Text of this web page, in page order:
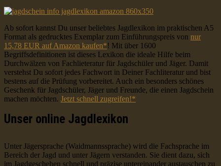
Ab sofort kannst Du unser beliebtes Jagdlexikon im praktischen A5
Format als gedrucktes Exemplar zum Einführungspreis von nur
15,78 EUR auf Amazon kaufen*! Mit über 1600
Begriffsdefinitionen ist dieses Lexikon die ideale Hilfe beim
Durchwälzen von Fachlieteratur für Jagdschüler und Jäger. Damit
verstehst Du sofort jedes Fachwort in Deiner Fachliteratur und bist
bestens auf die Prüfung vorbereitet. Auch ein besonders schönes
Geschenk für Jagdschüler, Jäger und Freunde, die einen Jagdschein
machen möchten. Jetzt schnell zugreifen!*
Unser online Jagdlexikon
Unter Jägersprache (Waidmannssprache) wird die Fachsprache im
Bereich der Jagd und unter Jägern verstanden. Sie dient dazu, sich
im Jagdgeschehen schnell und präzise untereinander austauschen zu